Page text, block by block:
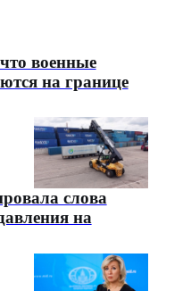
военные
на границе
слова
на